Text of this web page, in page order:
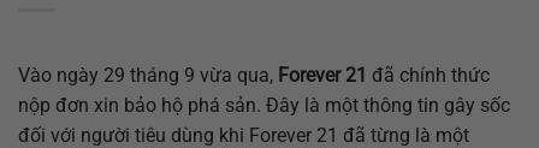
Vào ngày 29 tháng 9 vừa qua, Forever 21 đã chính thức
nộp đơn xin bảo hộ phá sản. Đây là một thông tin gây sốc
đối với người tiêu dùng khi Forever 21 đã từng là một